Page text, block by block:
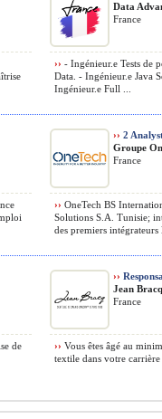
Data
France
›› - Ingénieur.e Tests de
Data. - Ingénieur.e Java
Ingénieur.e Full ...
›› 2
Groupe
France
›› OneTech BS
Solutions S.A. Tunisie;
des premiers intégrateurs
de
››
Jean
France
›› Vous êtes âgé au
textile dans votre carrière